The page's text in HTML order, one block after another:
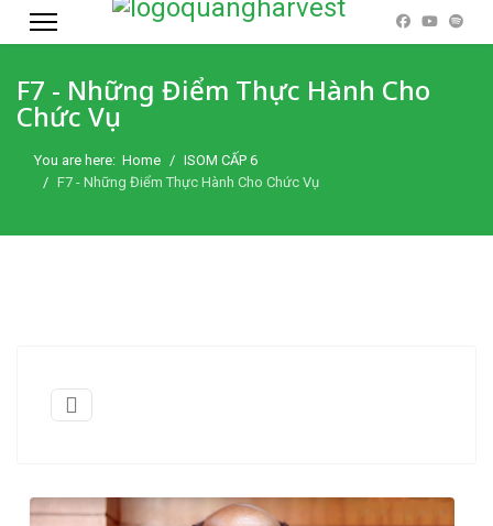
F7 - Những Điểm Thực Hành Cho
Chức Vụ
You are here: Home
ISOM CẤP 6
F7 - Những Điểm Thực Hành Cho Chức Vụ